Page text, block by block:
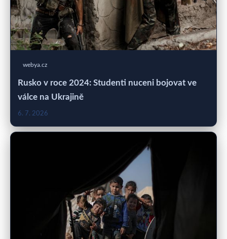
webya.cz
Rusko v roce 2024: Studenti nuceni bojovat ve
válce na Ukrajině
6. 7. 2026